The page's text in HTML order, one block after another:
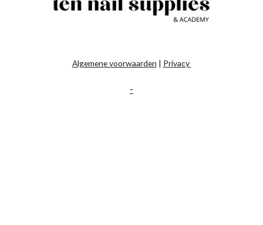
Algemene voorwaarden | Privacy
-